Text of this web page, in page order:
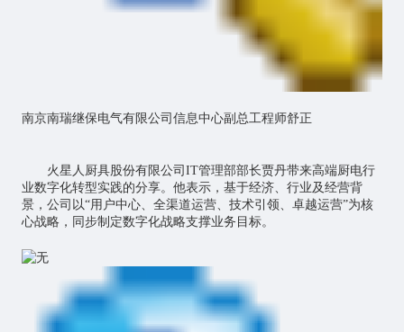
南京南瑞继保电气有限公司信息中心副总工程师舒正
火星人厨具股份有限公司IT管理部部长贾丹带来高端厨电行
业数字化转型实践的分享。他表示，基于经济、行业及经营背
景，公司以“用户中心、全渠道运营、技术引领、卓越运营”为核
心战略，同步制定数字化战略支撑业务目标。